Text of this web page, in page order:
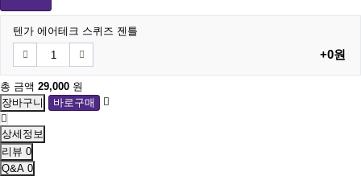
텐가 에어테크 스퀴즈 젠틀
+0원
총 금액 29,000 원
상세정보
리뷰 0
Q&A 0